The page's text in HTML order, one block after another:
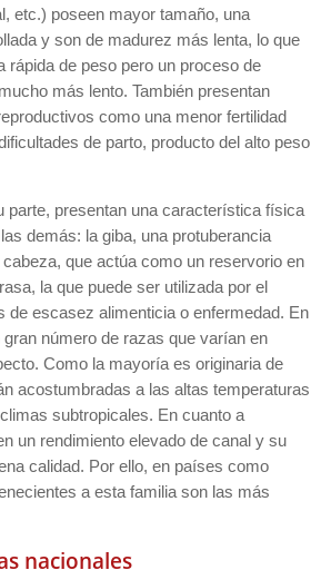
etc.) poseen mayor tamaño, una
y son de madurez más lenta, lo que
rápida de peso pero un proceso de
más lento. También presentan
como una menor fertilidad
de parto, producto del alto peso
parte, presentan una característica física
demás: la giba, una protuberancia
que actúa como un reservorio en
la que puede ser utilizada por el
de escasez alimenticia o enfermedad. En
número de razas que varían en
Como la mayoría es originaria de
acostumbradas a las altas temperaturas
subtropicales. En cuanto a
un rendimiento elevado de canal y su
calidad. Por ello, en países como
a esta familia son las más
nacionales